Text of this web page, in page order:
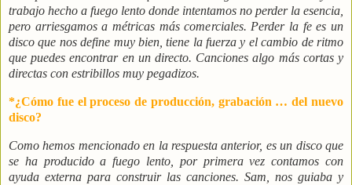
trabajo hecho a fuego lento donde intentamos no perder la esencia,
pero arriesgamos a métricas más comerciales. Perder la fe es un
disco que nos define muy bien, tiene la fuerza y el cambio de ritmo
que puedes encontrar en un directo. Canciones algo más cortas y
directas con estribillos muy pegadizos.
*¿Cómo fue el proceso de producción, grabación … del nuevo
disco?
Como hemos mencionado en la respuesta anterior, es un disco que
se ha producido a fuego lento, por primera vez contamos con
ayuda externa para construir las canciones. Sam, nos guiaba y